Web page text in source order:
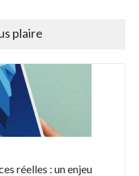
plaire
réelles : un enjeu